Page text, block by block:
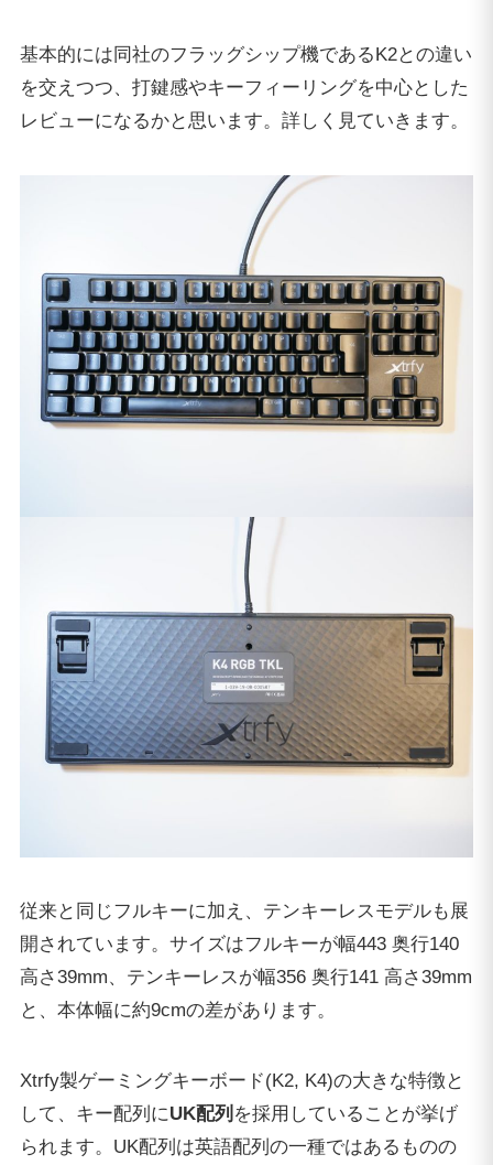
基本的には同社のフラッグシップ機であるK2との違い
を交えつつ、打鍵感やキーフィーリングを中心とした
レビューになるかと思います。詳しく見ていきます。
従来と同じフルキーに加え、テンキーレスモデルも展
開されています。サイズはフルキーが幅443 奥行140
高さ39mm、テンキーレスが幅356 奥行141 高さ39mm
と、本体幅に約9cmの差があります。
Xtrfy製ゲーミングキーボード(K2, K4)の大きな特徴と
して、キー配列にUK配列 を採用していることが挙げ
られます。UK配列は英語配列の一種ではあるものの